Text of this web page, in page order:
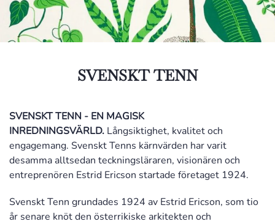
SVENSKT TENN
SVENSKT TENN - EN MAGISK
INREDNINGSVÄRLD. Långsiktighet, kvalitet och
engagemang. Svenskt Tenns kärnvärden har varit
desamma alltsedan teckningsläraren, visionären och
entreprenören Estrid Ericson startade företaget 1924.
Svenskt Tenn grundades 1924 av Estrid Ericson, som tio
år senare knöt den österrikiske arkitekten och